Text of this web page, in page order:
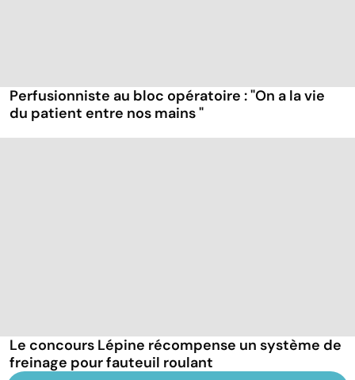
Perfusionniste au bloc opératoire : "On a la vie
du patient entre nos mains "
Le concours Lépine récompense un système de
freinage pour fauteuil roulant